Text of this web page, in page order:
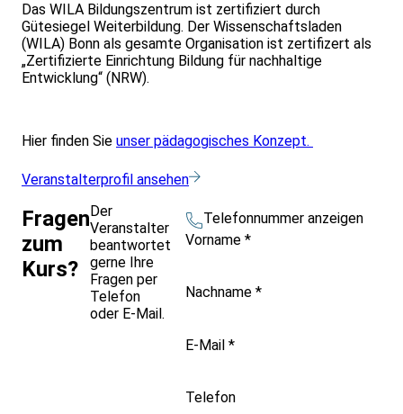
Das WILA Bildungszentrum ist zertifiziert durch
Gütesiegel Weiterbildung. Der Wissenschaftsladen
(WILA) Bonn als gesamte Organisation ist zertifizert als
„Zertifizierte Einrichtung Bildung für nachhaltige
Entwicklung“ (NRW).
Hier finden Sie unser pädagogisches Konzept.
Veranstalterprofil ansehen
Fragen
zum
Kurs?
Der
Veranstalter
beantwortet
gerne Ihre
Fragen per
Telefon
oder E-Mail.
Telefonnummer anzeigen
Vorname *
Nachname *
E-Mail *
Telefon